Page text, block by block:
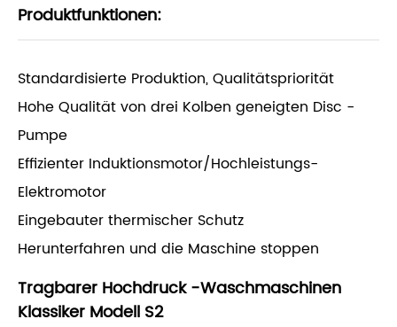
Produktfunktionen:
Standardisierte Produktion, Qualitätspriorität
Hohe Qualität von drei Kolben geneigten Disc -
Pumpe
Effizienter Induktionsmotor/Hochleistungs-
Elektromotor
Eingebauter thermischer Schutz
Herunterfahren und die Maschine stoppen
Tragbarer Hochdruck -Waschmaschinen
Klassiker Modell S2